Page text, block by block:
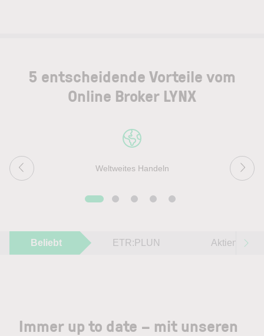
5 entscheidende Vorteile vom
Online Broker LYNX
Weltweites Handeln
Beliebt ETR:PLUN Aktien im
Immer up to date – mit unseren